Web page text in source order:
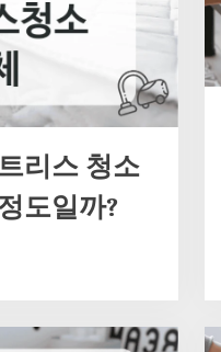
리스 청소
도일까?